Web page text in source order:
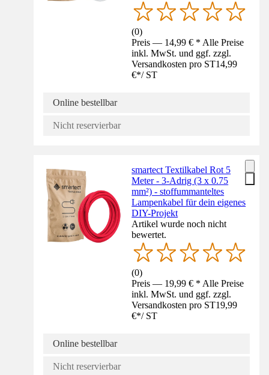
(0)
Preis — 14,99 € * Alle Preise
inkl. MwSt. und ggf. zzgl.
Versandkosten pro ST14,99
€*/ ST
Online bestellbar
Nicht reservierbar
smartect Textilkabel Rot 5
Meter - 3-Adrig (3 x 0.75
mm²) - stoffummanteltes
Lampenkabel für dein eigenes
DIY-Projekt
Artikel wurde noch nicht
bewertet.
(0)
Preis — 19,99 € * Alle Preise
inkl. MwSt. und ggf. zzgl.
Versandkosten pro ST19,99
€*/ ST
Online bestellbar
Nicht reservierbar